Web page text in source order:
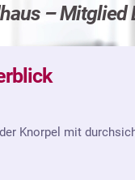
– Mitglied
Knorpel mit